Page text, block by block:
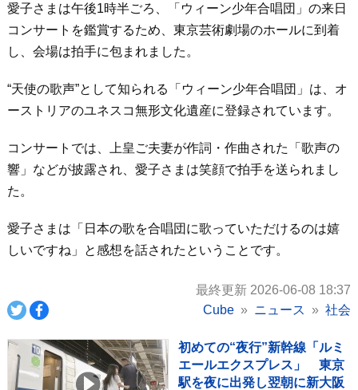
愛子さまは午後1時半ごろ、「ウィーン少年合唱団」の来日
コンサートを鑑賞するため、東京芸術劇場のホールに到着
し、会場は拍手に包まれました。
“天使の歌声”として知られる「ウィーン少年合唱団」は、オ
ーストリアのユネスコ無形文化遺産に登録されています。
コンサートでは、上皇ご夫妻が作詞・作曲された「歌声の
響」などが披露され、愛子さまは笑顔で拍手を送られまし
た。
愛子さまは「日本の歌を合唱団に歌っていただけるのは嬉
しいですね」と感想を話されたということです。
最終更新 2026-06-08 18:37
Cube
ニュース 社会
初めての“夜行”新幹線「ルミ
エールエクスプレス」 東京
駅を夜に出発し翌朝に新大阪